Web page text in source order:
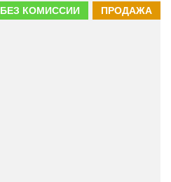
ПРОДАЖА
БЕЗ КОМИССИИ